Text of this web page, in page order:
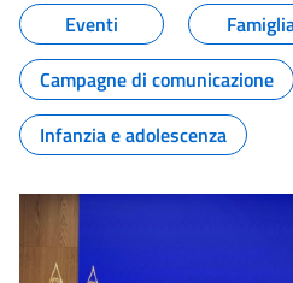
Eventi
Campagne di comunicazione
Infanzia e adolescenza